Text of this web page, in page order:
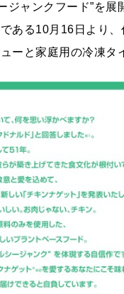
ジャンクフード”を
ある10月16日より
ーと家庭用の冷凍タ